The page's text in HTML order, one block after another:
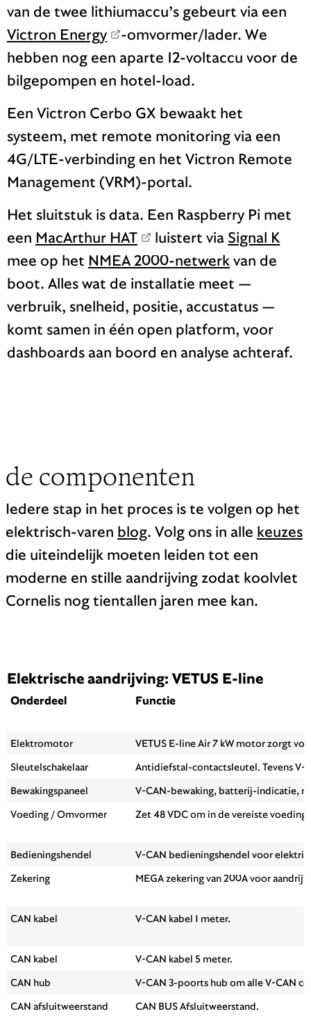
van de twee lithiumaccu’s gebeurt via een
Victron Energy
-omvormer/lader. We
hebben nog een aparte 12-voltaccu voor de
bilgepompen en hotel-load.
Een Victron Cerbo GX bewaakt het
systeem, met remote monitoring via een
4G/LTE-verbinding en het Victron Remote
Management (VRM)-portal.
Het sluitstuk is data. Een Raspberry Pi met
een MacArthur HAT luistert via Signal K
mee op het NMEA 2000-netwerkvan de
boot. Alles wat de installatie meet —
verbruik, snelheid, positie, accustatus —
komt samen in één open platform, voor
dashboards aan boord en analyse achteraf.
de componenten
Iedere stap in het proces is te volgen op het
elektrisch-varen blog. Volg ons in alle keuzes
die uiteindelijk moeten leiden tot een
moderne en stille aandrijving zodat koolvlet
Cornelis nog tientallen jaren mee kan.
Elektrische aandrijving: VETUS E-line
Onderdeel Functie
Elektromotor
VETUS E-line Air 7 kW motor zorgt
Sleutelschakelaar
Antidiefstal-contactsleutel. Tevens V-
Bewakingspaneel
V-CAN-bewaking, batterij-indicatie,
Voeding / Omvormer
Zet 48 VDC om in de vereiste voeding
Bedieningshendel
V-CAN bedieningshendel voor
Zekering
MEGA zekering van 200A voor
CAN kabel V-CAN kabel 1 meter.
CAN kabel
V-CAN kabel 5 meter.
CAN hub
V-CAN 3-poorts hub om alle V-CAN
CAN afsluitweerstand
CAN BUS Afsluitweerstand.